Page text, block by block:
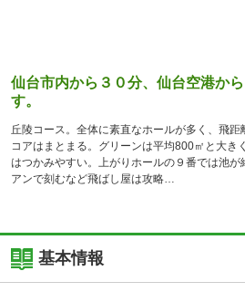
仙台市内から３０分、仙台空港か
す。
丘陵コース。全体に素直なホールが多く、飛
コアはまとまる。グリーンは平均800㎡と大き
はつかみやすい。上がりホールの９番では池が
アンで刻むなど飛ばし屋は攻略
基本情報